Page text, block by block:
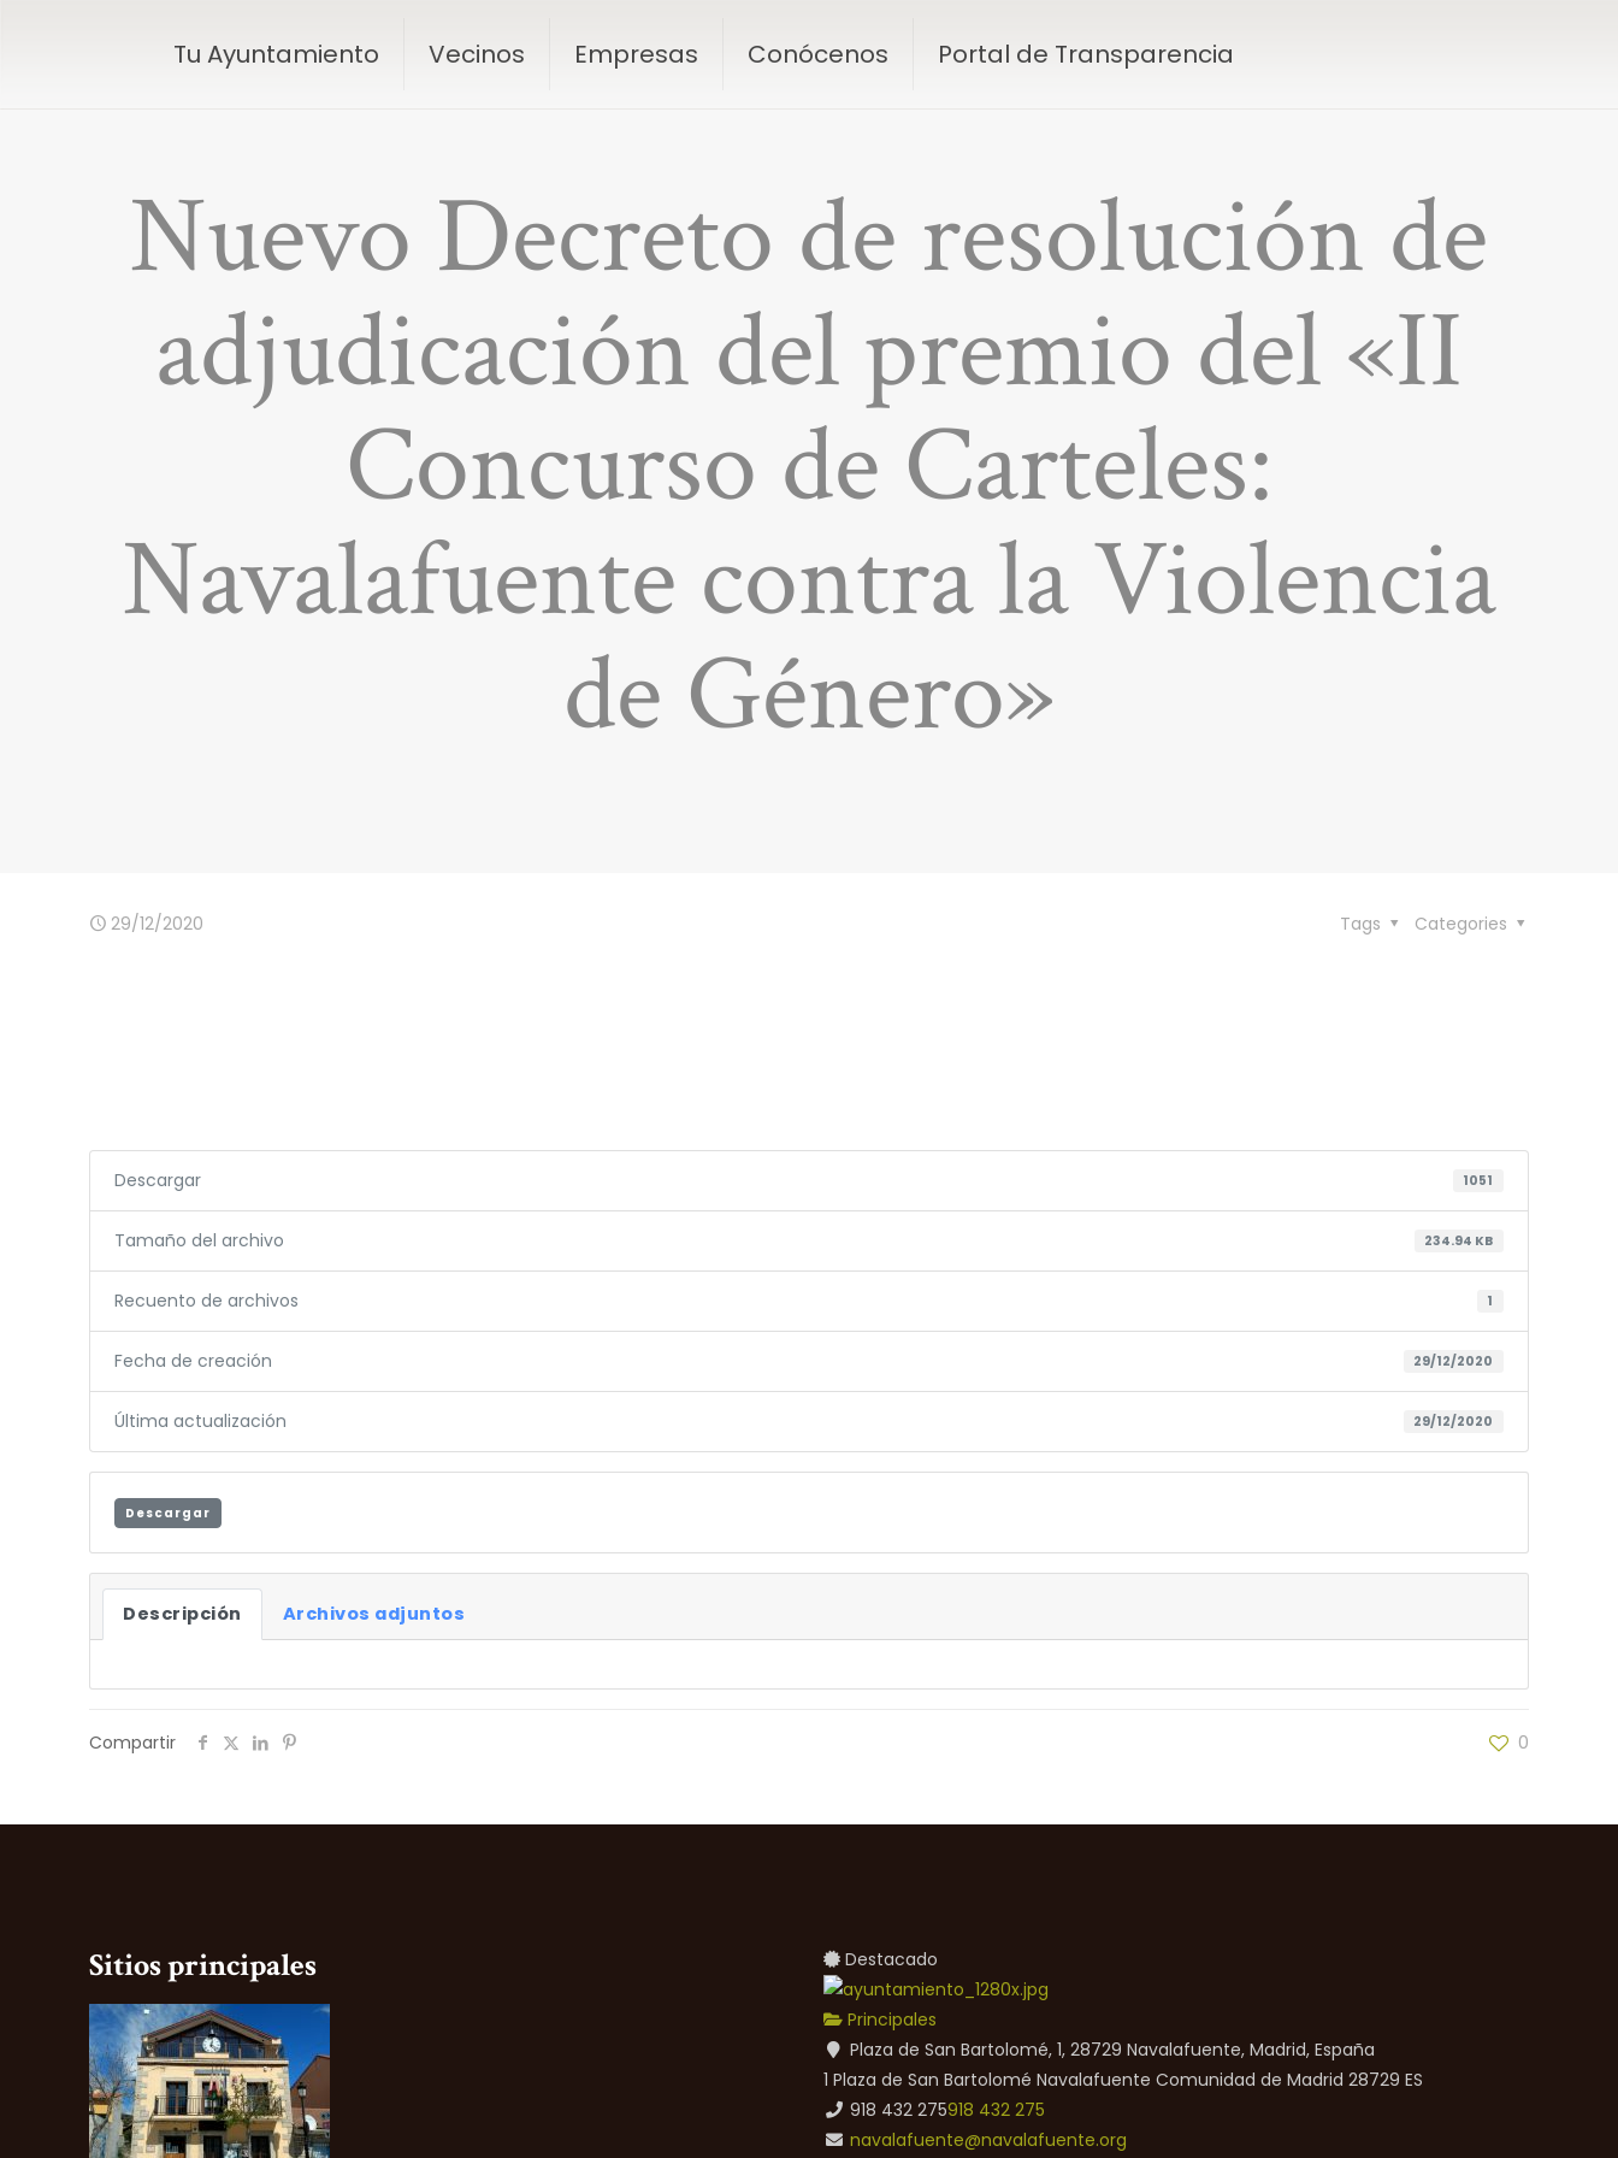
Tu Ayuntamiento Vecinos Empresas Conócenos Portal de Transparencia
Nuevo Decreto de resolución de
adjudicación del premio del «II
Concurso de Carteles:
Navalafuente contra la Violencia
de Género»
29/12/2020 Categories
Tags
Descargar 1051
Tamaño del archivo 234.94 KB
Recuento de archivos 1
Fecha de creación 29/12/2020
Última actualización 29/12/2020
Descargar
Descripción Archivos adjuntos
Compartir 0
Sitios principales Destacado
Principales
Plaza de San Bartolomé, 1, 28729 Navalafuente, Madrid, España
1 Plaza de San Bartolomé Navalafuente Comunidad de Madrid 28729 ES
918 432 275918 432 275
navalafuente@navalafuente.org